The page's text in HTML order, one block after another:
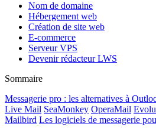
Nom de domaine
Hébergement web
Création de site web
E-commerce
Serveur VPS
Devenir rédacteur LWS
Sommaire
Messagerie pro : les alternatives à
Live Mail SeaMonkey OperaMail
Mailbird Les logiciels de messagerie